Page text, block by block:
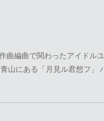
曲編曲で関わったアイドル
山にある「月見ル君想フ」